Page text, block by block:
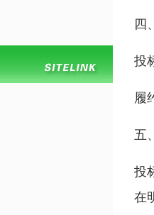
四
投
履
五
投
在